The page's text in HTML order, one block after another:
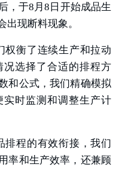
，于8月8日开始成品生
出现断料现象。
权衡了连续生产和拉动
选择了合适的排程方
和公式，我们精确模拟
实时监测和调整生产计
排程的有效衔接，我们
率和生产效率，还兼顾